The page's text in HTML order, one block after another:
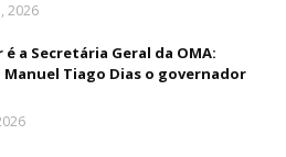
2026
é a Secretária Geral da OMA:
Manuel Tiago Dias o governador